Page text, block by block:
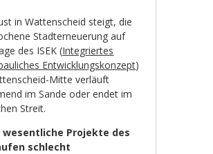
in Wattenscheid steigt, die
Stadterneuerung auf
des ISEK (Integriertes
Entwicklungskonzept)
Mitte verläuft
im Sande oder endet im
Streit.
wesentliche Projekte des
schlecht